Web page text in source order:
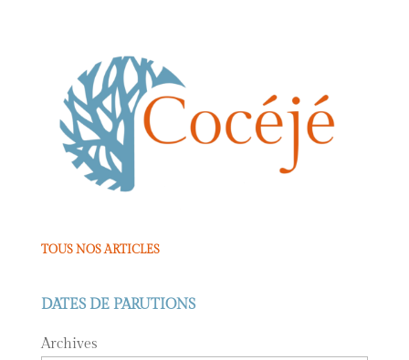
TOUS NOS ARTICLES
DATES DE PARUTIONS
Archives